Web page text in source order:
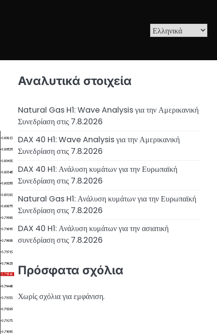
Αναλυτικά στοιχεία
Natural Gas H1: Wave Analysis για την Αμερικανική
Συνεδρίαση στις 7.8.2026
DAX 40 H1: Wave Analysis για την Αμερικανική
Συνεδρίαση στις 7.8.2026
DAX 40 H1: Ανάλυση κυμάτων για την Ευρωπαϊκή
Συνεδρίαση στις 7.8.2026
Natural Gas H1: Ανάλυση κυμάτων για την Ευρωπαϊκή
Συνεδρίαση στις 7.8.2026
DAX 40 H1: Ανάλυση κυμάτων για την ασιατική
συνεδρίαση στις 7.8.2026
Πρόσφατα σχόλια
Χωρίς σχόλια για εμφάνιση.